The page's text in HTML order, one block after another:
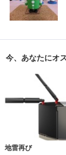
今、あなたにオ
地雷再び